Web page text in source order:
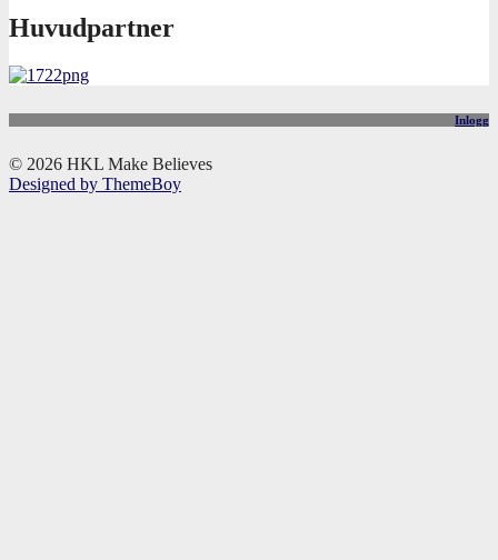
Huvudpartner
Inlogg
© 2026 HKL Make Believes
Designed by ThemeBoy